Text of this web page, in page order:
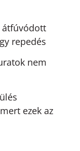
átfúvódott
repedés
nem
ezek az